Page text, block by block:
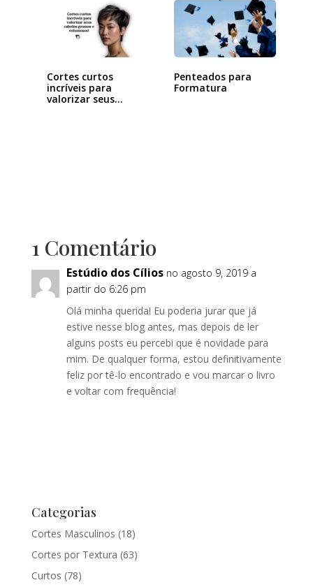
Cortes curtos
incríveis para
valorizar seus
Penteados para
Formatura
1 Comentário
Estúdio dos Cílios no agosto 9, 2019 a
partir do 6:26 pm
Olá minha querida! Eu poderia jurar que já
estive nesse blog antes, mas depois de ler
alguns posts eu percebi que é novidade para
mim. De qualquer forma, estou definitivamente
feliz por tê-lo encontrado e vou marcar o livro
e voltar com frequência!
Categorias
Cortes Masculinos (18)
Cortes por Textura (63)
Curtos (78)